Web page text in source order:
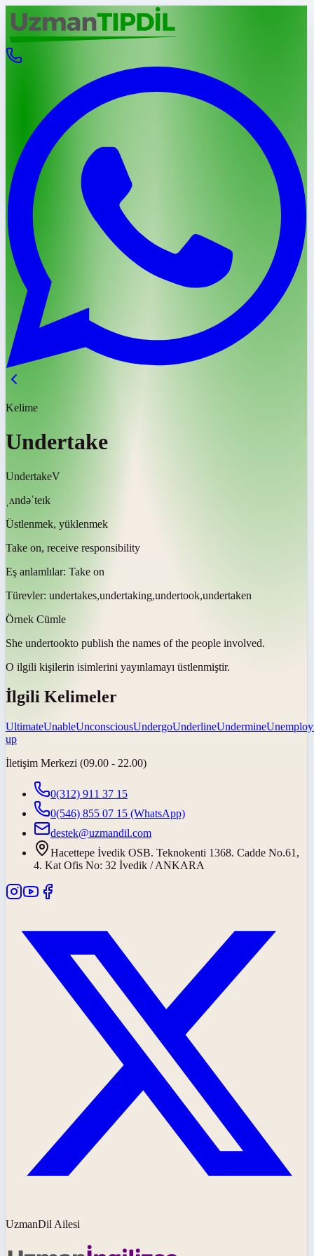
Kelime
Undertake
UndertakeV
ˌʌndəˈteɪk
Üstlenmek, yüklenmek
Take on, receive responsibility
Eş anlamlılar: Take on
Türevler: undertakes,undertaking,undertook,undertaken
Örnek Cümle
She undertookto publish the names of the people involved.
O ilgili kişilerin isimlerini yayınlamayı üstlenmiştir.
İlgili Kelimeler
UltimateUnableUnconsciousUndergoUnderlineUndermine
up
İletişim Merkezi (09.00 - 22.00)
0(312) 911 37 15
0(546) 855 07 15 (WhatsApp)
destek@uzmandil.com
Hacettepe İvedik OSB. Teknokenti 1368. Cadde No.61,
4. Kat Ofis No: 32 İvedik / ANKARA
UzmanDil Ailesi